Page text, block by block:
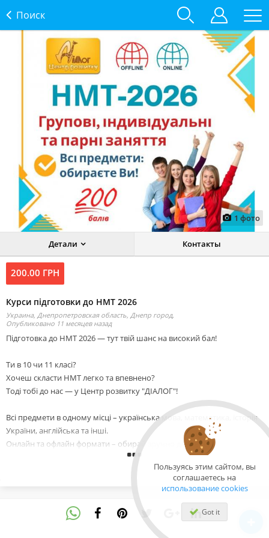
Пользуясь этим сайтом, вы
соглашаетесь на
использование cookies
Got it
Поиск
1 фото
Детали Контакты
200.00 ГРН
Курси підготовки до НМТ 2026
Украина, Днепропетровская область, Днепр город,
Опубликовано 11 месяцев назад
Підготовка до НМТ 2026 — тут твій шанс на високий бал!
Ти в 10 чи 11 класі?
Хочеш скласти НМТ легко та впевнено?
Тоді тобі до нас — у Центр розвитку "ДІАЛОГ"!
Всі предмети в одному місці – українська мова, математика, історія
України, англійська та інші.
Онлайн та офлайн формати – обирай зручно для себе.
Супер-викладачі з 18-річним досвідом, які знають, як пояснити
Гарантія результату – ми працюємо так, щоб ти пишався своїми
Офіси в Дніпрі та Кам’янському – завжди поруч з тобою.